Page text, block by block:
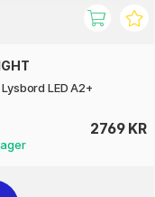
LED A2+
2769 KR